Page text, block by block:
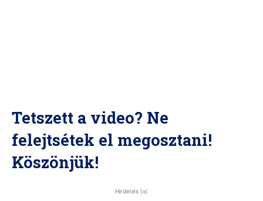
Tetszett a video? Ne
felejtsétek el megosztani!
Köszönjük!
Hirdetés (x)